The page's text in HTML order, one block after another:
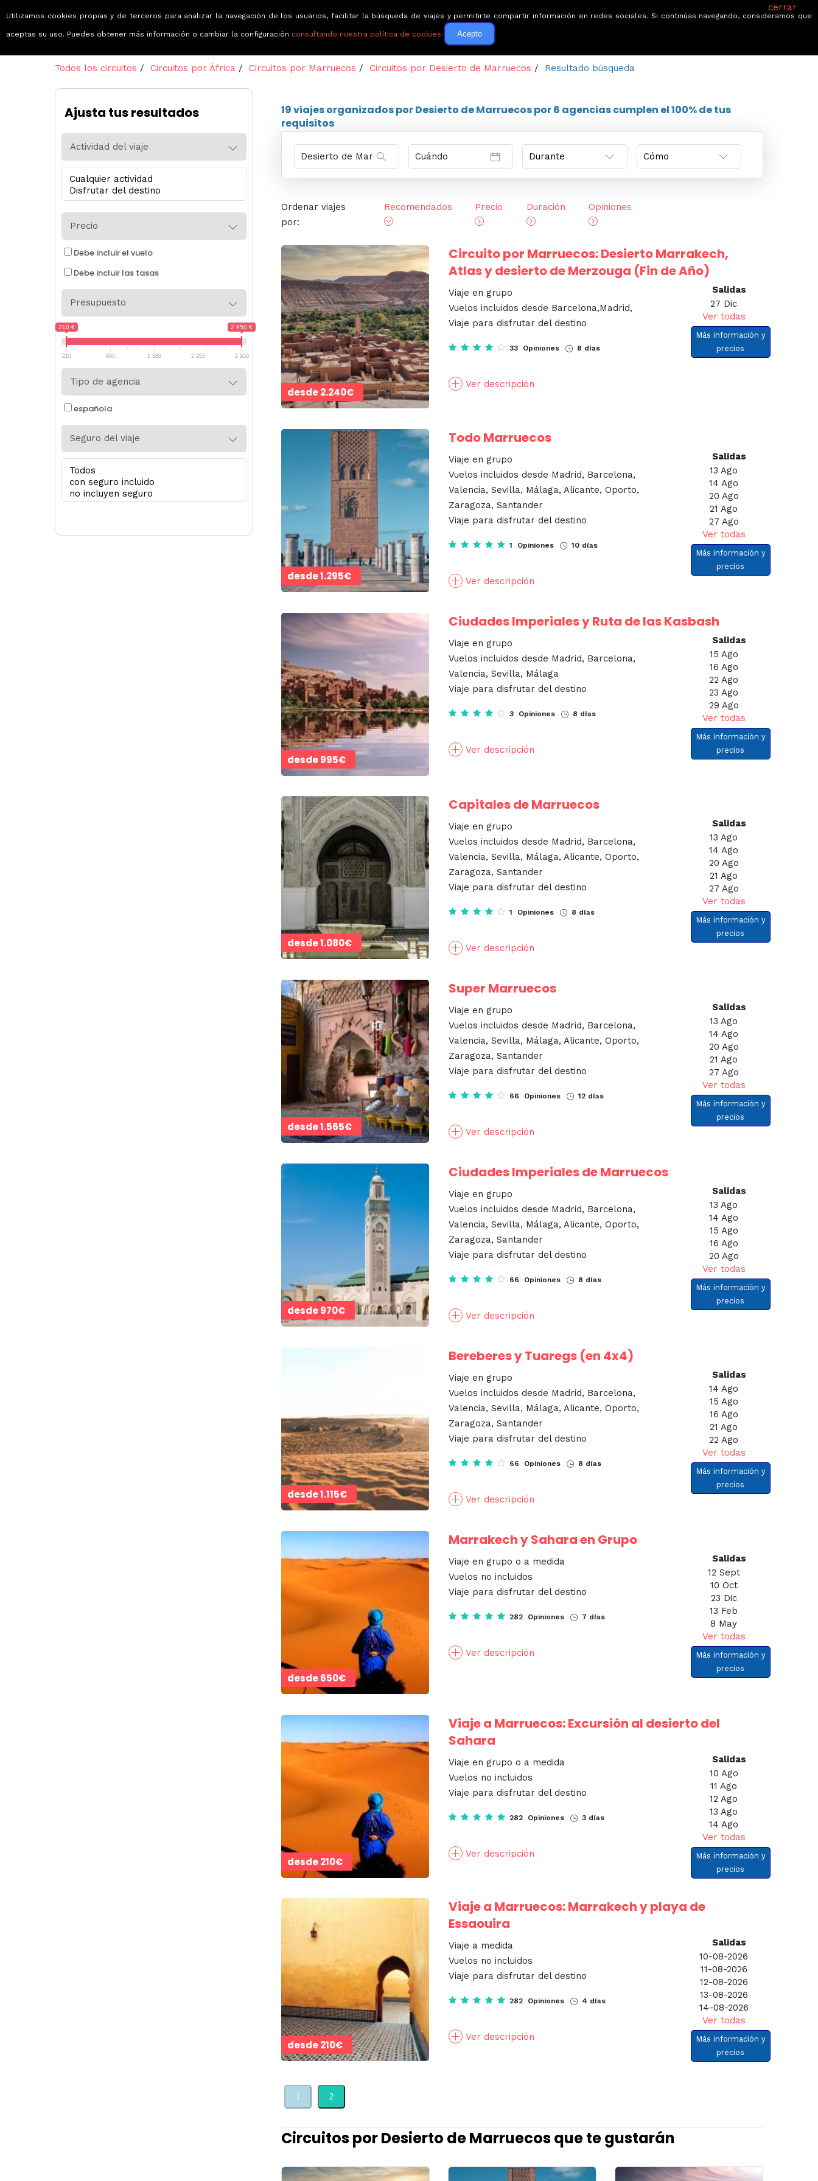
Viajes que emocionan
Circuitos Guías de viaje Ofertas Blog Quiénes somos
Todos los circuitos / Circuitos por África / Circuitos por Marruecos / Circuitos por Desierto de Marruecos / Resultado búsqueda
19 viajesorganizados por Desierto de Marruecos por6 agenciascumplen el 100% de tus
requisitos
Ordenar viajes
por:
Recomendados Precio Duración Opiniones
desde2.240€
Circuito por Marruecos: Desierto Marrakech,
Atlas y desierto de Merzouga (Fin de Año)
Viaje en grupo
Vuelos incluidos desde Barcelona,Madrid,
Viaje para disfrutar del destino
33 Opiniones 8 días
Ver descripción
Salidas
27 Dic
Ver todas
Más información y
precios
desde1.295€
Todo Marruecos
Viaje en grupo
Vuelos incluidos desde Madrid, Barcelona,
Valencia, Sevilla, Málaga, Alicante, Oporto,
Zaragoza, Santander
Viaje para disfrutar del destino
1 Opiniones 10 días
Ver descripción
Salidas
13 Ago
14 Ago
20 Ago
21 Ago
27 Ago
Ver todas
Más información y
precios
desde995€
Ciudades Imperiales y Ruta de las Kasbash
Viaje en grupo
Vuelos incluidos desde Madrid, Barcelona,
Valencia, Sevilla, Málaga
Viaje para disfrutar del destino
3 Opiniones 8 días
Ver descripción
Salidas
15 Ago
16 Ago
22 Ago
23 Ago
29 Ago
Ver todas
Más información y
precios
desde1.080€
Capitales de Marruecos
Viaje en grupo
Vuelos incluidos desde Madrid, Barcelona,
Valencia, Sevilla, Málaga, Alicante, Oporto,
Zaragoza, Santander
Viaje para disfrutar del destino
1 Opiniones 8 días
Ver descripción
Salidas
13 Ago
14 Ago
20 Ago
21 Ago
27 Ago
Ver todas
Más información y
precios
desde1.565€
Super Marruecos
Viaje en grupo
Vuelos incluidos desde Madrid, Barcelona,
Valencia, Sevilla, Málaga, Alicante, Oporto,
Zaragoza, Santander
Viaje para disfrutar del destino
66 Opiniones 12 días
Ver descripción
Salidas
13 Ago
14 Ago
20 Ago
21 Ago
27 Ago
Ver todas
Más información y
precios
desde970€
Ciudades Imperiales de Marruecos
Viaje en grupo
Vuelos incluidos desde Madrid, Barcelona,
Valencia, Sevilla, Málaga, Alicante, Oporto,
Zaragoza, Santander
Viaje para disfrutar del destino
66 Opiniones 8 días
Ver descripción
Salidas
13 Ago
14 Ago
15 Ago
16 Ago
20 Ago
Ver todas
Más información y
precios
desde1.115€
Bereberes y Tuaregs (en 4x4)
Viaje en grupo
Vuelos incluidos desde Madrid, Barcelona,
Valencia, Sevilla, Málaga, Alicante, Oporto,
Zaragoza, Santander
Viaje para disfrutar del destino
66 Opiniones 8 días
Ver descripción
Salidas
14 Ago
15 Ago
16 Ago
21 Ago
22 Ago
Ver todas
Más información y
precios
desde650€
Marrakech y Sahara en Grupo
Viaje en grupo o a medida
Vuelos no incluidos
Viaje para disfrutar del destino
282 Opiniones 7 días
Ver descripción
Salidas
12 Sept
10 Oct
23 Dic
13 Feb
8 May
Ver todas
Más información y
precios
desde210€
Viaje a Marruecos: Excursión al desierto del
Sahara
Viaje en grupo o a medida
Vuelos no incluidos
Viaje para disfrutar del destino
282 Opiniones 3 días
Ver descripción
Salidas
10 Ago
11 Ago
12 Ago
13 Ago
14 Ago
Ver todas
Más información y
precios
desde210€
Viaje a Marruecos: Marrakech y playa de
Essaouira
Viaje a medida
Vuelos no incluidos
Viaje para disfrutar del destino
282 Opiniones 4 días
Ver descripción
Salidas
10-08-2026
11-08-2026
12-08-2026
13-08-2026
14-08-2026
Ver todas
Más información y
precios
1 2
Circuitos por Desierto de Marruecos que te gustarán
Ajusta tus resultados
Actividad del viaje
Precio
Debe incluir el vuelo
Debe incluir las tasas
Presupuesto
210 € 2 950 €
210 895 1 580 2 265 2 950
Tipo de agencia
española
Seguro del viaje
cerrar
Utilizamos cookies propias y de terceros para analizar la navegación de los usuarios, facilitar la búsqueda de viajes y permitirte compartir información en redes sociales. Si continúas navegando, consideramos que
aceptas su uso. Puedes obtener más información o cambiar la configuración consultando nuestra política de cookies Acepto